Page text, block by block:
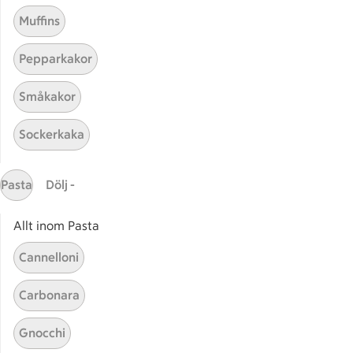
Här hittar du alla goda recept du har sparat och
Sidfot
Start
Muffins
Pepparkakor
Småkakor
Sockerkaka
Pasta Dölj -
Allt inom Pasta
Cannelloni
Carbonara
Gnocchi